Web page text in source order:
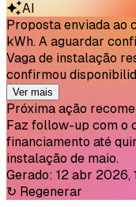
Visão do estado
Próximos passos
Decisões-chave
Resumo
AI
Proposta enviada ao
kWh. A aguardar
Vaga de instalação
confirmou
Ver mais
Próxima ação
Faz follow-up com o